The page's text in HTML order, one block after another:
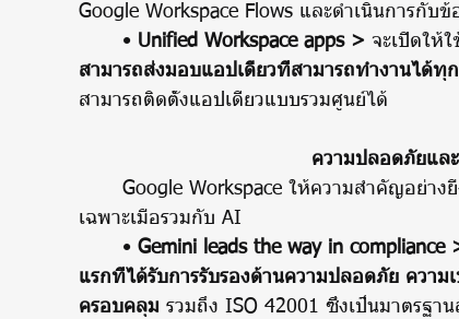
Google Workspace Flows และดำเนินการกั
	•
Unified Workspace apps > จะเปิดให้
สามารถส่งมอบแอปเดียวที่สามารถทำงานได้ทุ
สามารถติดตั้งแอปเดียวแบบรวมศูนย์ได้
ความปลอดภัยแล
เฉพาะเมื่อรวมกับ AI
	•
Gemini leads the way in compliance
แรกที่ได้รับการรับรองด้านความปลอดภัย ควา
ครอบคลุม รวมถึง ISO 42001 ซึ่งเป็นมาตรฐา